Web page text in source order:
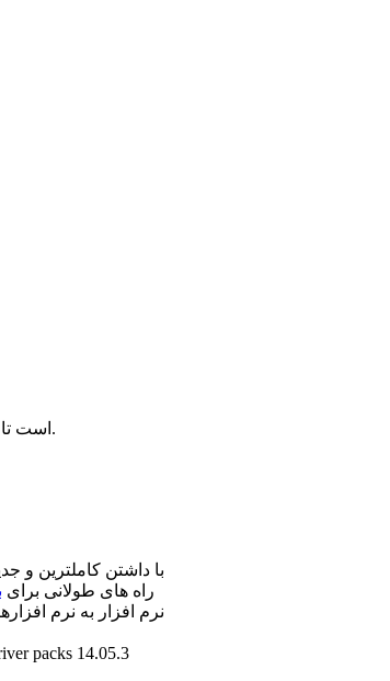
براي استفاده هرچه بهتر از سايت پيشنهاد ما به شما استفاده از مرورگر FireFox است تا از وبگردي لذتي 2 چندان بريد.
راه های طولانی برای
نرم افزار به نرم